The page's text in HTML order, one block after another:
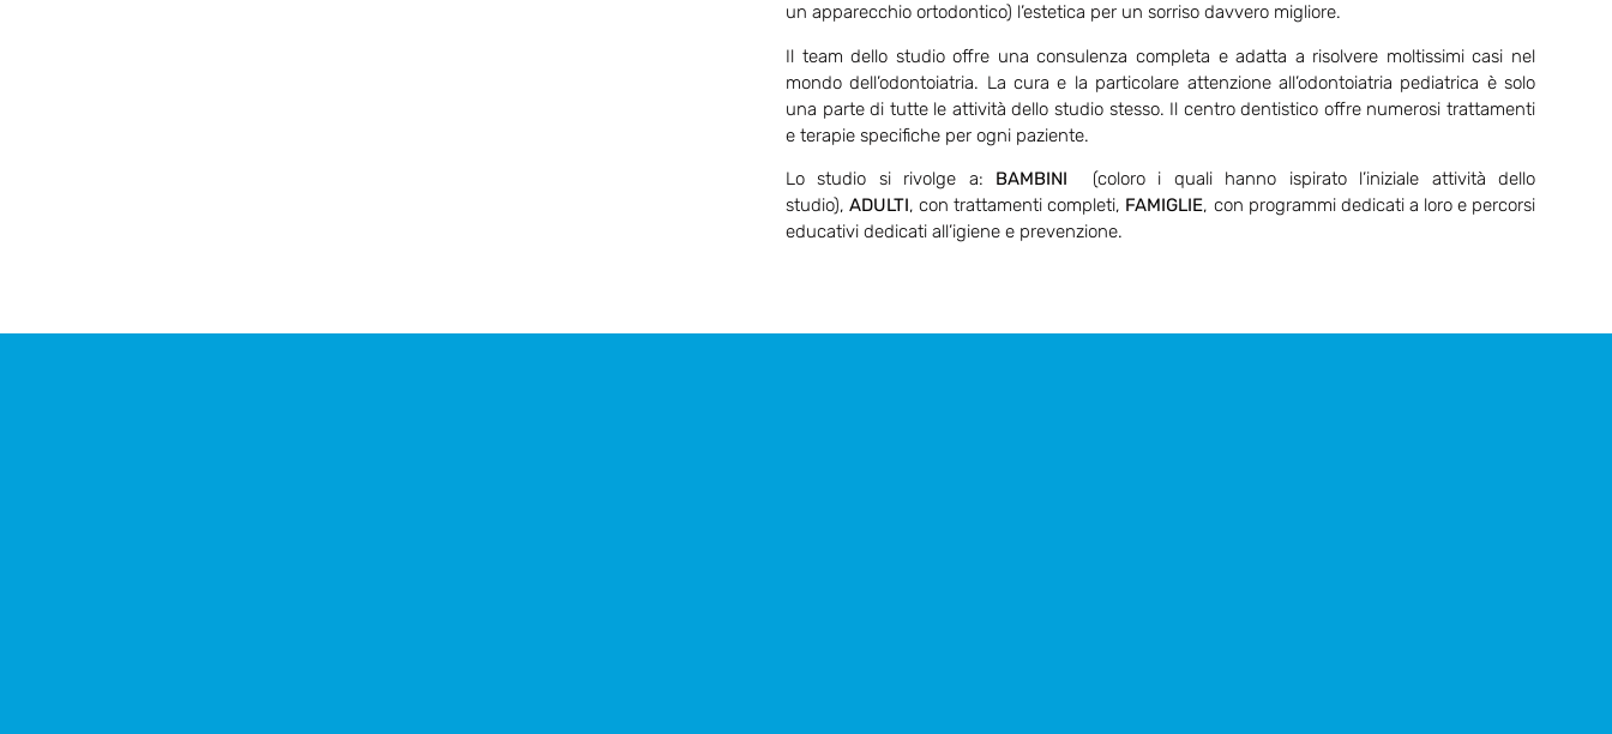
un apparecchio ortodontico) l’estetica per un sorriso davvero migliore.
Il team dello studio offre una consulenza completa e adatta a risolvere moltissimi casi nel
mondo dell’odontoiatria. La cura e la particolare attenzione all’odontoiatria pediatrica è solo
una parte di tutte le attività dello studio stesso. Il centro dentistico offre numerosi trattamenti
e terapie specifiche per ogni paziente.
Lo studio si rivolge a: BAMBINI (coloro i quali hanno ispirato l’iniziale attività dello
studio),ADULTI, con trattamenti completi, FAMIGLIE, con programmi dedicati a loro e percorsi
educativi dedicati all’igiene e prevenzione.